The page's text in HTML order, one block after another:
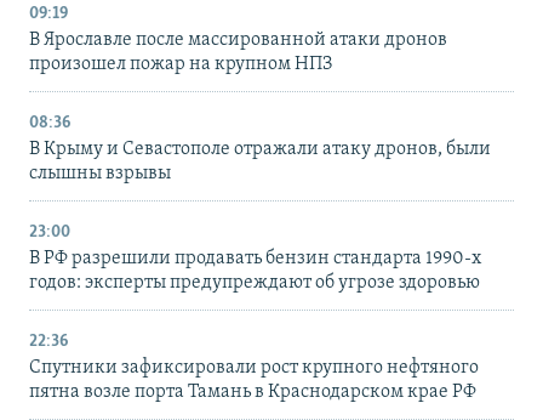
09:19
В Ярославле после массированной атаки дронов
произошел пожар на крупном НПЗ
08:36
В Крыму и Севастополе отражали атаку дронов, были
слышны взрывы
23:00
В РФ разрешили продавать бензин стандарта 1990-х
годов: эксперты предупреждают об угрозе здоровью
22:36
Спутники зафиксировали рост крупного нефтяного
пятна возле порта Тамань в Краснодарском крае РФ